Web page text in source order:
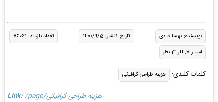
نویسنده: مهسا قبادی تاریخ انتشار: 1400/9/5
تعداد بازدید: 76061
امتیاز 4.7 از 14 نظر
کلمات کلیدی: هزینه طراحی گرافیکی
Link: /page/هزینه-طراحی-گرافیکی